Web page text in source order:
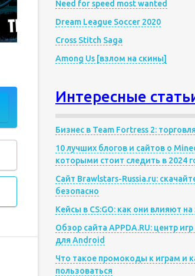
Need for speed most wanted
Dream League Soccer 2020
Cross Stitch Saga
Among Us [взлом на скины]
Интересные
Бизнес в Team Fortress 2:
10 лучших блогов и сайтов о
которыми стоит следить в 2024
Сайт Brawlstars-Russia.ru:
безопасно
Кейсы в CS:GO: как они влияют
Обзор сайта APPDA.RU: центр
для Android
Что такое промокоды к играм и
пользоваться